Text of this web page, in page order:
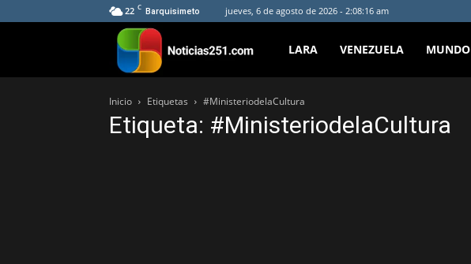
22 C Barquisimeto jueves, 6 de agosto de 2026 - 2:08:16 am
Noticias251
LARA VENEZUELA MUNDO
Inicio Etiquetas #MinisteriodelaCultura
Etiqueta: #MinisteriodelaCultura